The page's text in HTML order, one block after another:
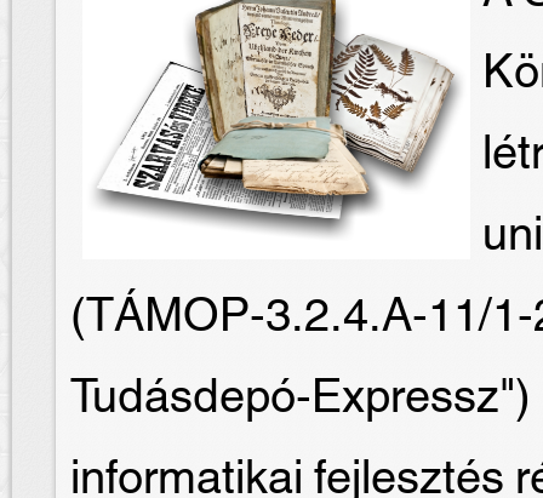
(TÁMOP-3.2.4.A-11/
Tudásdepó-
informatikai fejlesztés